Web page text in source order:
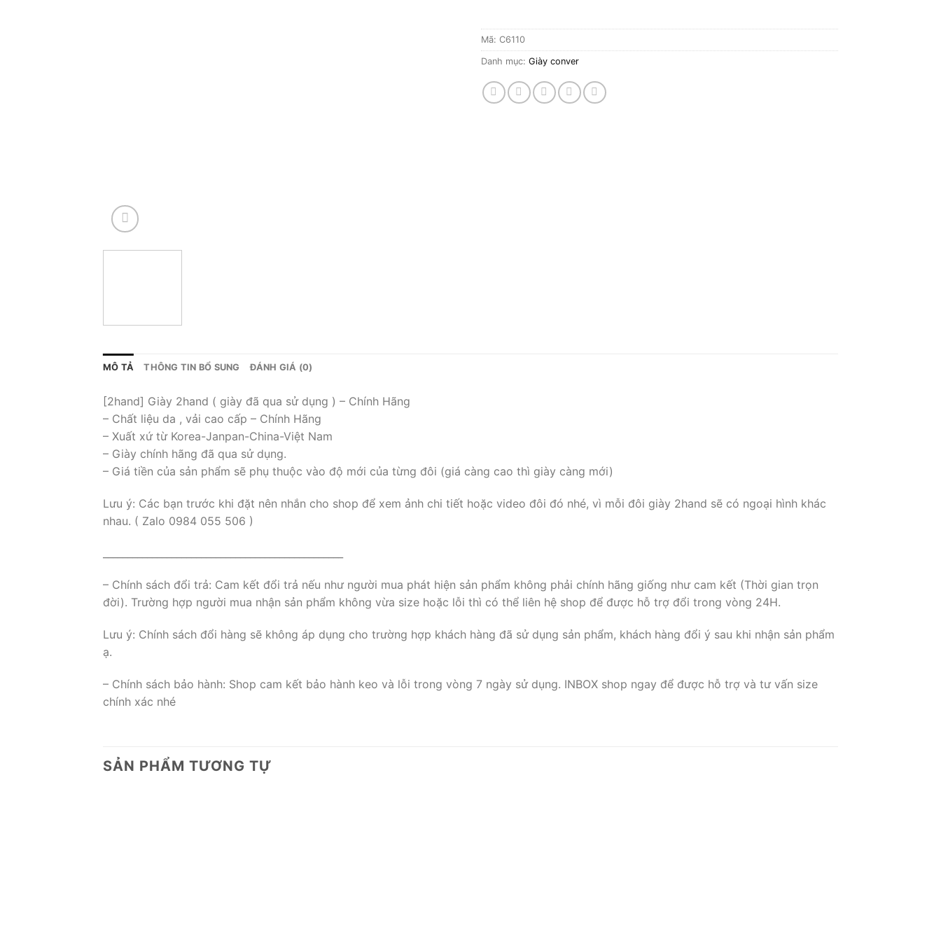
Mã: C6110
Danh mục: Giày conver
MÔ TẢ THÔNG TIN BỔ SUNG ĐÁNH GIÁ (0)
[2hand] Giày 2hand ( giày đã qua sử dụng ) – Chính Hãng
– Chất liệu da , vải cao cấp – Chính Hãng
– Xuất xứ từ Korea-Janpan-China-Việt Nam
– Giày chính hãng đã qua sử dụng.
– Giá tiền của sản phẩm sẽ phụ thuộc vào độ mới của từng đôi (giá càng cao thì giày càng mới)
Lưu ý: Các bạn trước khi đặt nên nhắn cho shop để xem ảnh chi tiết hoặc video đôi đó nhé, vì mỗi đôi giày 2hand sẽ có ngoại hình khác
nhau. ( Zalo 0984 055 506 )
– Chính sách đổi trả: Cam kết đổi trả nếu như người mua phát hiện sản phẩm không phải chính hãng giống như cam kết (Thời gian trọn
đời). Trường hợp người mua nhận sản phẩm không vừa size hoặc lỗi thì có thể liên hệ shop để được hỗ trợ đổi trong vòng 24H.
Lưu ý: Chính sách đổi hàng sẽ không áp dụng cho trường hợp khách hàng đã sử dụng sản phẩm, khách hàng đổi ý sau khi nhận sản phẩm
ạ.
– Chính sách bảo hành: Shop cam kết bảo hành keo và lỗi trong vòng 7 ngày sử dụng. INBOX shop ngay để được hỗ trợ và tư vấn size
chính xác nhé
SẢN PHẨM TƯƠNG TỰ